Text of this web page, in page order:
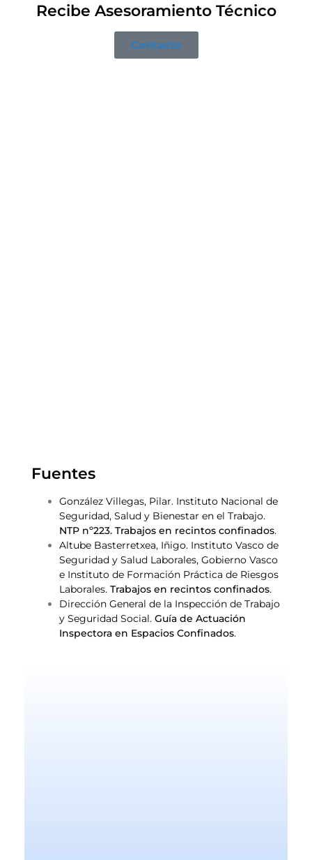
Recibe Asesoramiento Técnico
Contacto
Fuentes
González Villegas, Pilar. Instituto Nacional de
Seguridad, Salud y Bienestar en el Trabajo.
NTP nº223. Trabajos en recintos confinados.
Altube Basterretxea, Iñigo. Instituto Vasco de
Seguridad y Salud Laborales, Gobierno Vasco
e Instituto de Formación Práctica de Riesgos
Laborales. Trabajos en recintos confinados.
Dirección General de la Inspección de Trabajo
y Seguridad Social. Guía de Actuación
Inspectora en Espacios Confinados.